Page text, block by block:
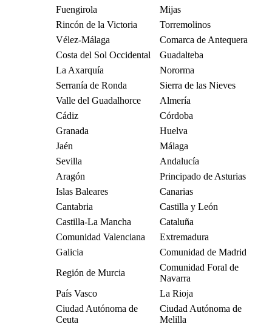
Fuengirola
Mijas
Rincón de la Victoria
Torremolinos
Vélez-Málaga
Comarca de Antequera
Costa del Sol Occidental
Guadalteba
La Axarquía
Nororma
Serranía de Ronda
Sierra de las Nieves
Valle del Guadalhorce
Almería
Cádiz
Córdoba
Granada
Huelva
Jaén
Málaga
Sevilla
Andalucía
Aragón
Principado de Asturias
Islas Baleares
Canarias
Cantabria
Castilla y León
Castilla-La Mancha
Cataluña
Comunidad Valenciana
Extremadura
Galicia
Comunidad de Madrid
Región de Murcia
Comunidad Foral de
Navarra
País Vasco
La Rioja
Ciudad Autónoma de
Ceuta
Ciudad Autónoma de
Melilla